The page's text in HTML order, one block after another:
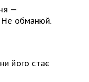
—
Не обманюй.
його стає